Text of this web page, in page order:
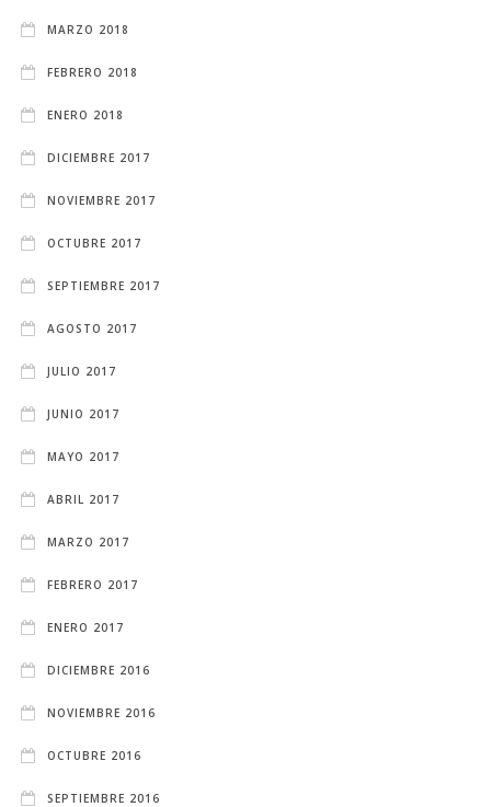
MARZO 2018
FEBRERO 2018
ENERO 2018
DICIEMBRE 2017
NOVIEMBRE 2017
OCTUBRE 2017
SEPTIEMBRE 2017
AGOSTO 2017
JULIO 2017
JUNIO 2017
MAYO 2017
ABRIL 2017
MARZO 2017
FEBRERO 2017
ENERO 2017
DICIEMBRE 2016
NOVIEMBRE 2016
OCTUBRE 2016
SEPTIEMBRE 2016